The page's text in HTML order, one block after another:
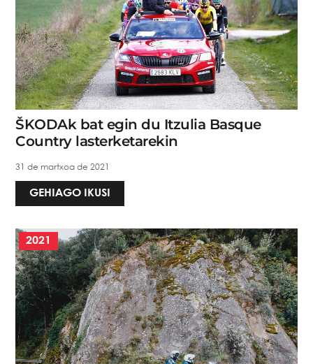
ŠKODAk bat egin du Itzulia Basque
Country lasterketarekin
31 de martxoa de 2021
GEHIAGO IKUSI
2021